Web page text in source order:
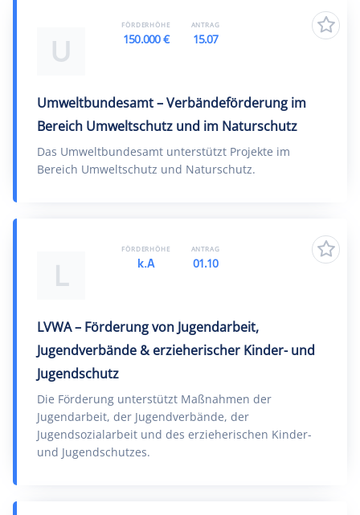
U
Umweltbundesamt – Verbändeförderung im
Bereich Umweltschutz und im Naturschutz
Das Umweltbundesamt unterstützt Projekte im
Bereich Umweltschutz und Naturschutz.
FÖRDERHÖHE
150.000 €
ANTRAG
15.07
L
LVWA – Förderung von Jugendarbeit,
Jugendverbände & erzieherischer Kinder- und
Jugendschutz
Die Förderung unterstützt Maßnahmen der
Jugendarbeit, der Jugendverbände, der
Jugendsozialarbeit und des erzieherischen Kinder-
und Jugendschutzes.
FÖRDERHÖHE
k.A
ANTRAG
01.10